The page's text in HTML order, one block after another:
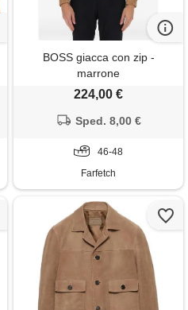
BOSS giacca con zip -
marrone
224,00 €
Sped. 8,00 €
46-48
Farfetch